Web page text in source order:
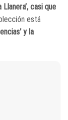
Llanera’, casi que
está
y la